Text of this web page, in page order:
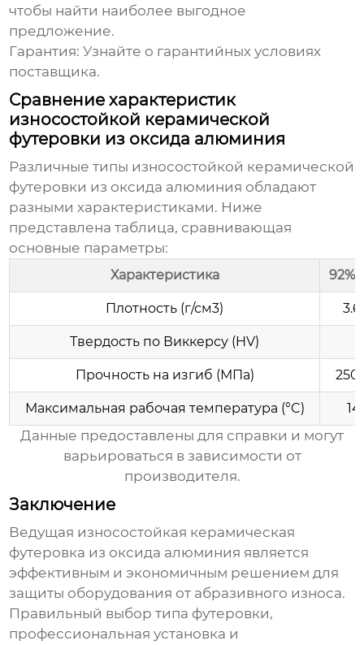
чтобы найти наиболее выгодное
предложение.
Гарантия: Узнайте о гарантийных условиях
поставщика.
Сравнение характеристик
износостойкой керамической
футеровки из оксида алюминия
Различные типы износостойкой керамической
футеровки из оксида алюминия обладают
разными характеристиками. Ниже
представлена таблица, сравнивающая
основные параметры:
Характеристика 92%
Плотность (г/см3)
Твердость по Виккерсу (HV)
Прочность на изгиб (МПа)
Максимальная рабочая температура (°C)
Данные предоставлены для справки и могут
варьироваться в зависимости от
производителя.
Заключение
Ведущая износостойкая керамическая
футеровка из оксида алюминия является
эффективным и экономичным решением для
защиты оборудования от абразивного износа.
Правильный выбор типа футеровки,
профессиональная установка и